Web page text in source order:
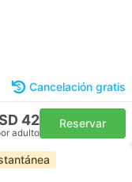
Cancelación gratis
42
adulto
Reservar